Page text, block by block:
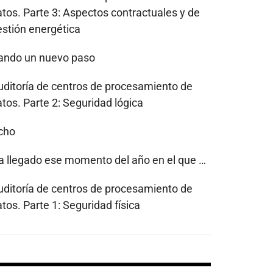
Parte 3: Aspectos contractuales y de
energética
un nuevo paso
de centros de procesamiento de
Parte 2: Seguridad lógica
llegado ese momento del año en el que …
de centros de procesamiento de
Parte 1: Seguridad física